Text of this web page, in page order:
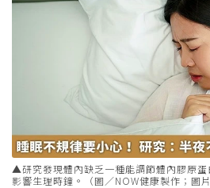
▲研究發現體內缺乏一種能調節體內膠原
影響生理時鐘。（圖／NOW健康製作；圖